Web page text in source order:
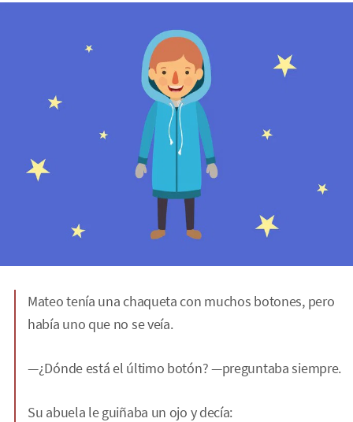
Mateo tenía una chaqueta con muchos botones, pero
había uno que no se veía.
—¿Dónde está el último botón? —preguntaba siempre.
Su abuela le guiñaba un ojo y decía: